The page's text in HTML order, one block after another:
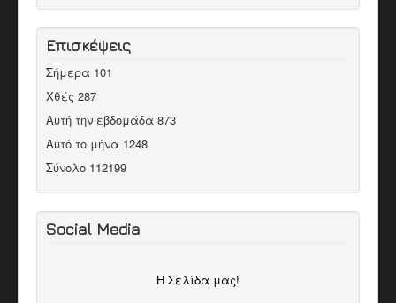
Επισκέψεις
Σήμερα 101
Χθές 287
Αυτή την εβδομάδα 873
Αυτό το μήνα 1248
Σύνολο 112199
Social Media
H Σελίδα μας!